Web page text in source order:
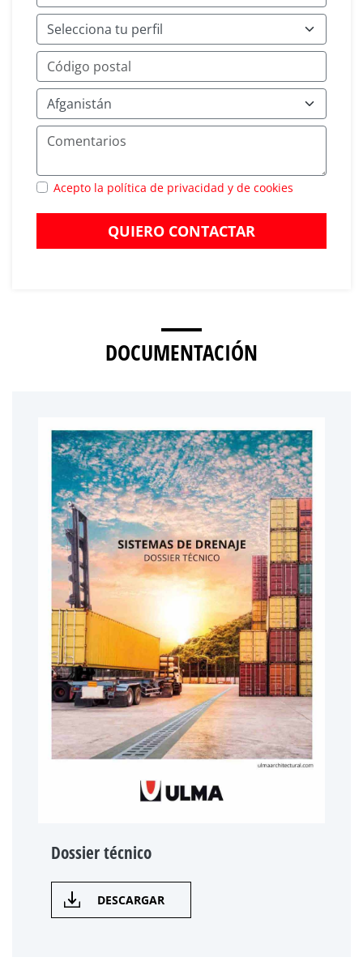
Acepto la política de privacidad y de cookies
QUIERO CONTACTAR
DOCUMENTACIÓN
Dossier técnico
DESCARGAR